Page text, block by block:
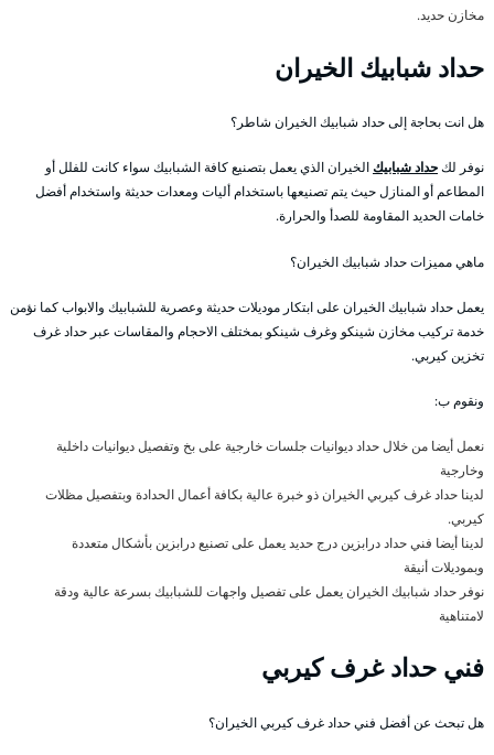
مخازن حديد.
حداد شبابيك الخيران
هل انت بحاجة إلى حداد شبابيك الخيران شاطر؟
نوفر لكحداد شبابيك الخيران الذي يعمل بتصنيع كافة الشبابيك سواء كانت للفلل أو
المطاعم أو المنازل حيث يتم تصنيعها باستخدام أليات ومعدات حديثة واستخدام أفضل
خامات الحديد المقاومة للصدأ والحرارة.
ماهي مميزات حداد شبابيك الخيران؟
يعمل حداد شبابيك الخيران على ابتكار موديلات حديثة وعصرية للشبابيك والابواب كما نؤمن
خدمة تركيب مخازن شينكو وغرف شينكو بمختلف الاحجام والمقاسات عبر حداد غرف
تخزين كيربي.
ونقوم ب:
نعمل أيضا من خلال حداد ديوانيات جلسات خارجية على بخ وتفصيل ديوانيات داخلية
وخارجية
لدينا حداد غرف كيربي الخيران ذو خبرة عالية بكافة أعمال الحدادة وبتفصيل مظلات
كيربي.
لدينا أيضا فني حداد درابزين درج حديد يعمل على تصنيع درابزين بأشكال متعددة
وبموديلات أنيقة
نوفر حداد شبابيك الخيران يعمل على تفصيل واجهات للشبابيك بسرعة عالية ودقة
لامتناهية
فني حداد غرف كيربي
هل تبحث عن أفضل فني حداد غرف كيربي الخيران؟